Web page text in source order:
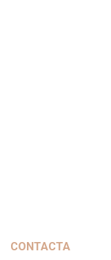
CONTACTA